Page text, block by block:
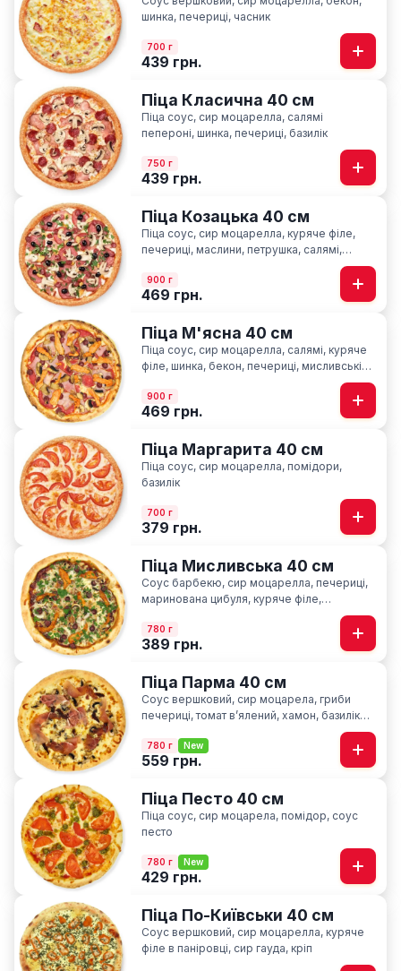
шинка, печериці, часник
700 г
439 грн.
Піца Класична 40 см
Піца соус, сир моцарелла, салямі
пепероні, шинка, печериці, базилік
750 г
439 грн.
Піца Козацька 40 см
Піца соус, сир моцарелла, куряче філе,
печериці, маслини, петрушка, салямі,
900 г
469 грн.
Піца М'ясна 40 см
Піца соус, сир моцарелла, салямі, куряче
філе, шинка, бекон, печериці, мисливські
900 г
469 грн.
Піца Маргарита 40 см
Піца соус, сир моцарелла, помідори,
базилік
700 г
379 грн.
Піца Мисливська 40 см
Соус барбекю, сир моцарелла, печериці,
маринована цибуля, куряче філе,
мисливські ковбаски, ароматна петрушка
780 г
389 грн.
Піца Парма 40 см
Соус вершковий, сир моцарела, гриби
печериці, томат вʼялений, хамон, базилік
780 г New
559 грн.
Піца Песто 40 см
Піца соус, сир моцарела, помідор, соус
песто
780 г New
429 грн.
Піца По-Київськи 40 см
Соус вершковий, сир моцарелла, куряче
філе в паніровці, cир гауда, кріп